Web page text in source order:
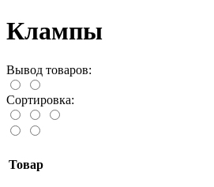
Клампы
Вывод товаров:
Сортировка:
Товар